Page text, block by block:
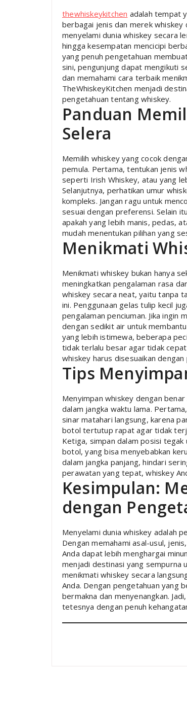
thewhiskeykitchen adalah tempat
berbagai jenis dan merek whiskey
menyelami dunia whiskey secara
hingga kesempatan mencicipi
yang penuh pengetahuan
sini, pengunjung dapat mengikuti
dan memahami cara terbaik
TheWhiskeyKitchen menjadi
pengetahuan tentang whiskey.
Panduan
Selera
Memilih whiskey yang cocok
pemula. Pertama, tentukan jenis
seperti Irish Whiskey, atau yang
Selanjutnya, perhatikan umur
kompleks. Jangan ragu untuk
sesuai dengan preferensi. Selain
apakah yang lebih manis, pedas,
mudah menentukan pilihan yang
Menikmati
Menikmati whiskey bukan hanya
meningkatkan pengalaman rasa
whiskey secara neat, yaitu tanpa
ini. Penggunaan gelas tulip kecil
pengalaman penciuman. Jika ingin
dengan sedikit air untuk
yang lebih istimewa, beberapa
tidak terlalu besar agar tidak
whiskey harus disesuaikan
Tips
Menyimpan whiskey dengan
dalam jangka waktu lama.
sinar matahari langsung, karena
botol tertutup rapat agar tidak
Ketiga, simpan dalam posisi
botol, yang bisa menyebabkan
dalam jangka panjang, hindari
perawatan yang tepat, whiskey
Kesimpulan:
dengan
Menyelami dunia whiskey adalah
Dengan memahami asal-usul,
Anda dapat lebih menghargai
menjadi destinasi yang sempurna
menikmati whiskey secara
Anda. Dengan pengetahuan yang
bermakna dan menyenangkan.
tetesnya dengan penuh